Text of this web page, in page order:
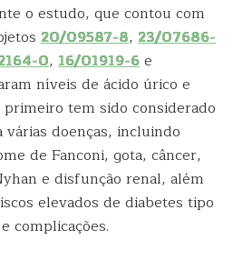
o estudo, que contou com
20/09587-8, 23/07686-
0, 16/01919-6e
níveis de ácido úrico e
primeiro tem sido considerado
doenças, incluindo
de Fanconi, gota, câncer,
e disfunção renal, além
elevados de diabetes tipo
complicações.